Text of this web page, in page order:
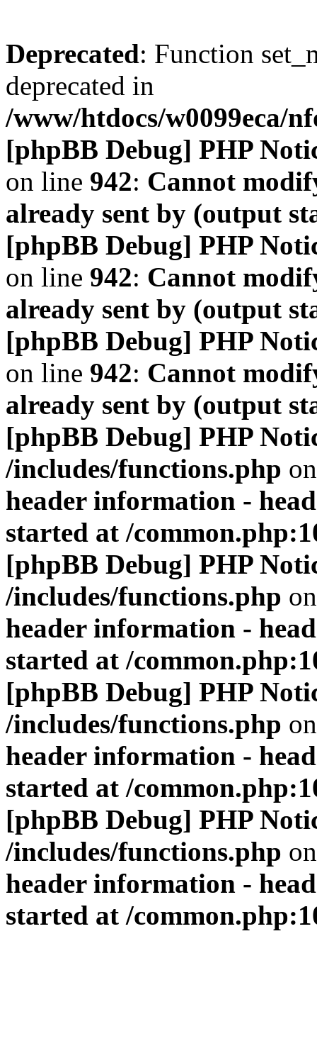
Deprecated: Function
deprecated in
/www/htdocs/w0099eca/
[phpBB Debug] PHP
on line 942: Cannot
already sent by (output
[phpBB Debug] PHP
on line 942: Cannot
already sent by (output
[phpBB Debug] PHP
on line 942: Cannot
already sent by (output
[phpBB Debug] PHP
/includes/functions.php
header information -
started at /
[phpBB Debug] PHP
/includes/functions.php
header information -
started at /
[phpBB Debug] PHP
/includes/functions.php
header information -
started at /
[phpBB Debug] PHP
/includes/functions.php
header information -
started at /